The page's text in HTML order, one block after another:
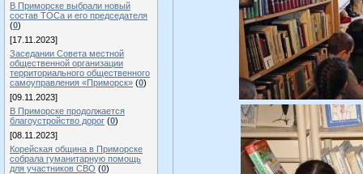
В Приморске выбрали новый
состав ТОСа и его председателя
(0)
[17.11.2023]
Заседании Совета местной
общественной организации
территориального общественного
самоуправления «Приморск» (0)
[09.11.2023]
В Приморске продолжается
благоустройство дорог (0)
[08.11.2023]
Корейская община в Приморске
собрала гуманитарную помощь
для участников СВО (0)